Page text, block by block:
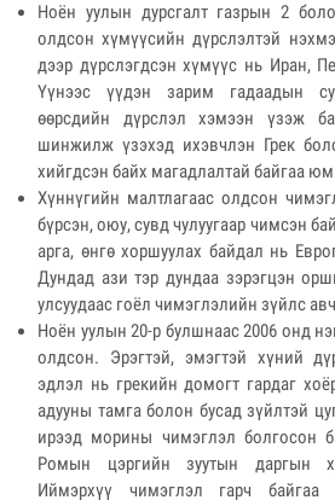
Ноён уулын дурсгалт газрын 2
олдсон хүмүүсийн дүрслэлтэй
дээр дүрслэгдсэн хүмүүс нь Иран,
Үүнээс үүдэн зарим гадаадын
өөрсдийн дүрслэл хэмээн үзэж
шинжилж үзэхэд ихэвчлэн Грек
хийгдсэн байх магадлалтай байгаа
Хүннүгийн малтлагаас олдсон
бүрсэн, оюу, сувд чулуугаар чимсэн
арга, өнгө хоршуулах байдал нь
Дундад ази тэр дундаа зэрэгцэн
улсуудаас гоёл чимэглэлийн зүйлс
Ноён уулын 20-р булшнаас 2006 онд
олдсон. Эрэгтэй, эмэгтэй хүний
эдлэл нь грекийн домогт гардаг
адууны тамга болон бусад зүйлтэй
ирээд морины чимэглэл болгосон
Ромын цэргийн зуутын даргын
Иймэрхүү чимэглэл гарч